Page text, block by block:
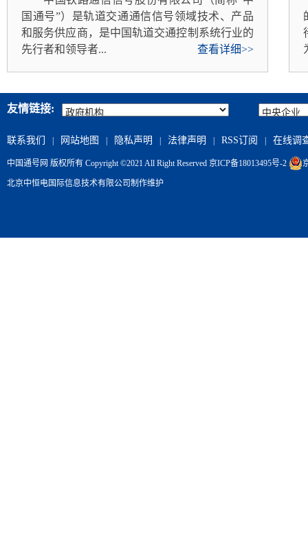
国通号”）是轨道交通通信信号领域技术、产品
和服务供应商，是中国轨道交通控制系统行业的
先行者和领导者...
查看详细>>
友情链接:
联系我们 网站地图 隐私声明 法律声明 RSS订阅 在线调
中国通号网 版权所有 Copyright ©2021 All Right Reserved 京ICP备18013495号-2
北京中恒电国际信息技术有限公司 制作维护